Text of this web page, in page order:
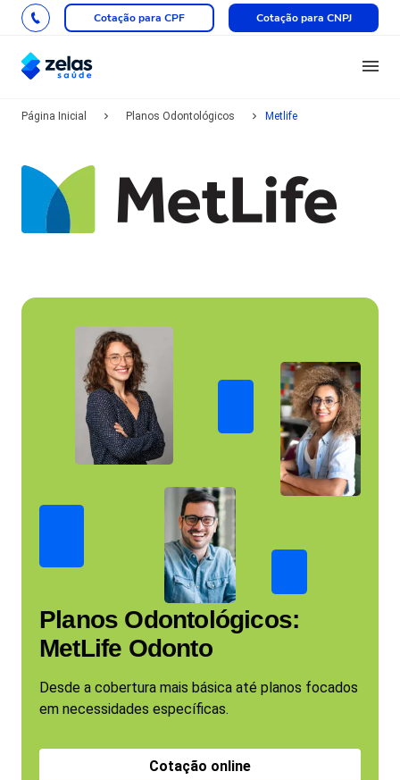
Cotação para CPF Cotação para CNPJ
Página Inicial Planos Odontológicos Metlife
Planos Odontológicos:
MetLife Odonto
Desde a cobertura mais básica até planos focados
em necessidades específicas.
Cotação online